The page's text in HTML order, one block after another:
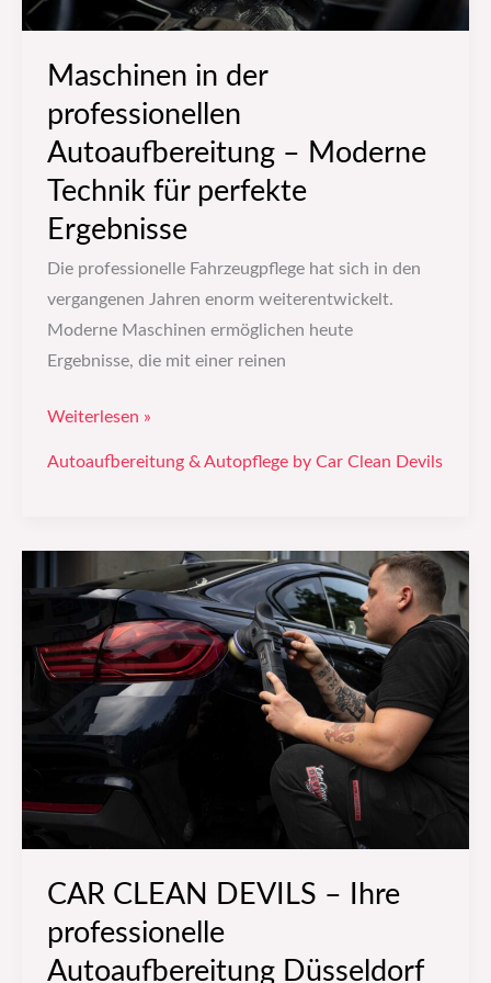
Maschinen in der
professionellen
Autoaufbereitung – Moderne
Technik für perfekte
Ergebnisse
Die professionelle Fahrzeugpflege hat sich in den
vergangenen Jahren enorm weiterentwickelt.
Moderne Maschinen ermöglichen heute
Ergebnisse, die mit einer reinen
perfekte
Weiterlesen »
Autoaufbereitung & Autopflege by Car Clean Devils
CAR CLEAN DEVILS – Ihre
professionelle
Autoaufbereitung Düsseldorf
CLEAN
DEVILS
–
professionelle
Autoaufbereitung
Düsseldorf
für